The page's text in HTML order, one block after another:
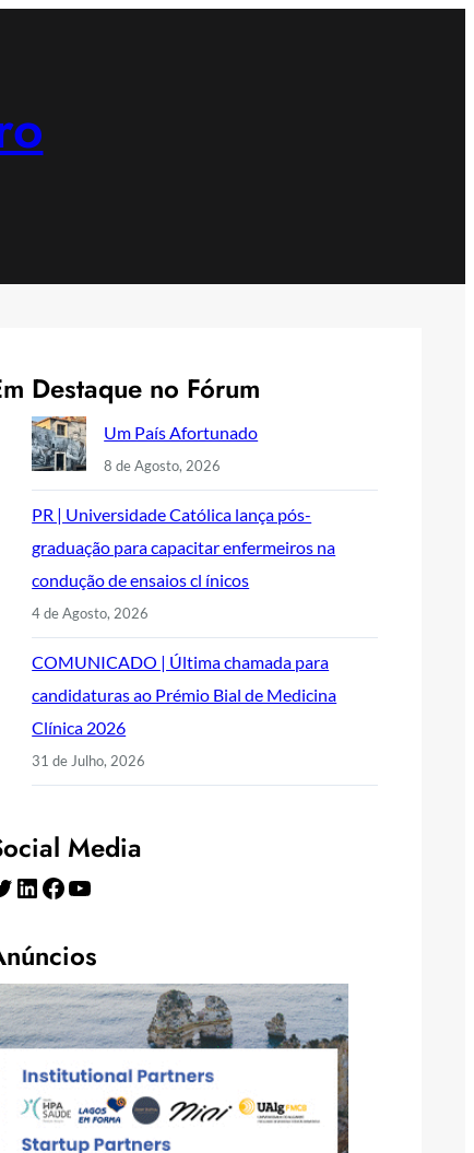
Destaque no Fórum
Um País Afortunado
8 de Agosto, 2026
PR | Universidade Católica lança pós-
graduação para capacitar enfermeiros na
condução de ensaios cl ínicos
4 de Agosto, 2026
COMUNICADO | Última chamada para
candidaturas ao Prémio Bial de Medicina
Clínica 2026
31 de Julho, 2026
Media
LinkedIn Facebook YouTube